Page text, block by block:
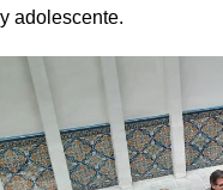
y adolescente.